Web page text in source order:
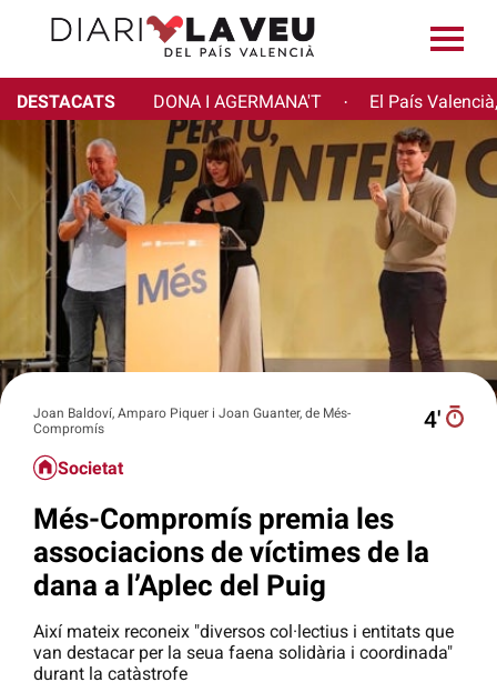
DESTACATS DONA I AGERMANA'T · El País
Joan Baldoví, Amparo Piquer i Joan Guanter, de Més-
Compromís
4′
Societat
Més-Compromís premia les
associacions de víctimes de la
dana a l’Aplec del Puig
Així mateix reconeix "diversos col·lectius i entitats que
van destacar per la seua faena solidària i coordinada"
durant la catàstrofe